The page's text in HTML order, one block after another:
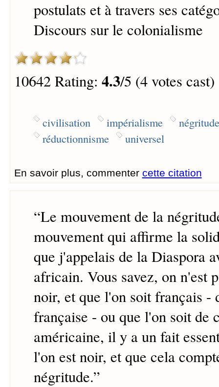
postulats et à travers ses
Discours sur le colonialisme
10642 Rating: 4.3/5 (4 votes cast)
civilisation impérialisme
négritude
réductionnisme
universel
En savoir plus, commenter cette citation
“Le mouvement de la
mouvement qui affirme la
que j'appelais de la Diaspora
africain. Vous savez, on n'est
noir, et que l'on soit français -
française - ou que l'on soit de
américaine, il y a un fait
l'on est noir, et que cela
négritude.”